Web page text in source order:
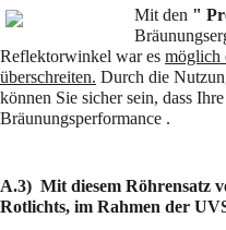
Mit den "
Reflektorwinkel war es möglich
überschreiten. Durch die
können Sie sicher sein, dass
Bräunungsperformance .
A.3) Mit diesem Röhrensatz
Rotlichts, im Rahmen der